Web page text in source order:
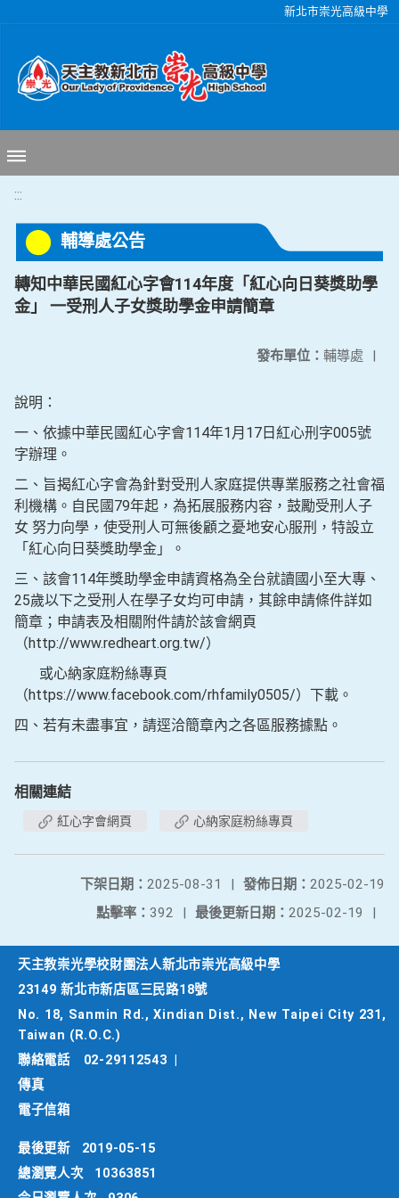
新北市崇光高級中學
:::
輔導處公告
轉知中華民國紅心字會114年度「紅心向日葵獎助學
金」 一受刑人子女獎助學金申請簡章
發布單位： 輔導處 |
說明：
一、依據中華民國紅心字會114年1月17日紅心刑字005號
字辦理。
二、旨揭紅心字會為針對受刑人家庭提供專業服務之社會福
利機構。自民國79年起，為拓展服務内容，鼓勵受刑人子
女 努力向學，使受刑人可無後顧之憂地安心服刑，特設立
「紅心向日葵獎助學金」。
三、該會114年獎助學金申請資格為全台就讀國小至大專、
25歲以下之受刑人在學子女均可申請，其餘申請條件詳如
簡章；申請表及相關附件請於該會網頁
（http://www.redheart.org.tw/）
或心納家庭粉絲專頁
（https://www.facebook.com/rhfamily0505/）下載。
四、若有未盡事宜，請逕洽簡章內之各區服務據點。
相關連結
紅心字會網頁 心納家庭粉絲專頁
發佈日期： 2025-02-19
下架日期： 2025-08-31
|
最後更新日期： 2025-02-19 |
點擊率： 392 |
天主教崇光學校財團法人新北市崇光高級中學
23149 新北市新店區三民路18號
No. 18, Sanmin Rd., Xindian Dist., New Taipei City 231,
Taiwan (R.O.C.)
聯絡電話
02-29112543
傳真
電子信箱
最後更新
2019-05-15
總瀏覽人次
10363851